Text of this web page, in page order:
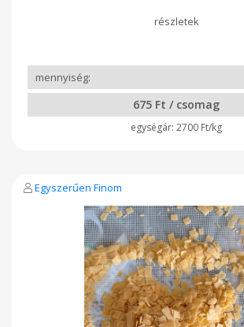
Csillag alakja nemcsak a gyerekek kedvence
tányér dísze is. Köretként és
hagyomány és egy csipetnyi csillagfény az
675 Ft / csomag
2700 Ft/kg
Egyszerűen Finom